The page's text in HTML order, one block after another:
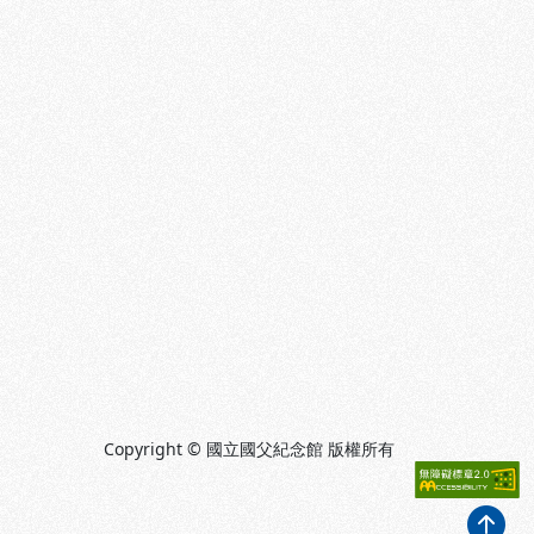
Copyright © 國立國父紀念館 版權所有